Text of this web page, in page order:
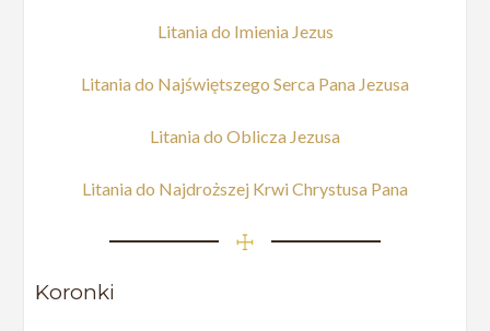
Litania do Imienia Jezus
Litania do Najświętszego Serca Pana Jezusa
Litania do Oblicza Jezusa
Litania do Najdroższej Krwi Chrystusa Pana
☩
Koronki